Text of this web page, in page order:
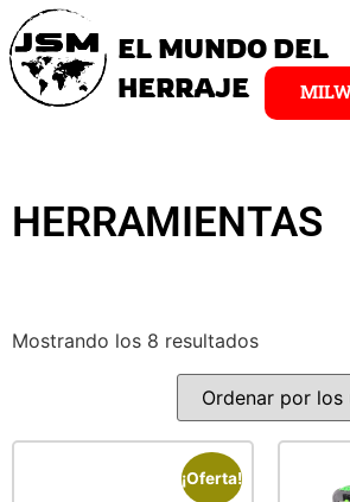
EL MUNDO DEL
HERRAJE
HERRAMIENTAS
Mostrando los 8 resultados
¡Oferta!